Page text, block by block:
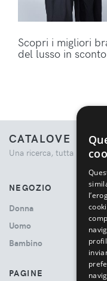
Scopri i migliori
del lusso in sconto
CATALOVE
Una ricerca, tutta la moda.
NEGOZIO
Donna
Uomo
Bambino
PAGINE